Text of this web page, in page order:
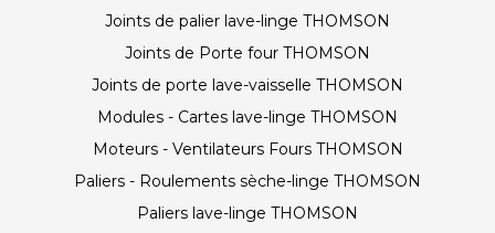
Joints de palier lave-linge THOMSON
Joints de Porte four THOMSON
Joints de porte lave-vaisselle THOMSON
Modules - Cartes lave-linge THOMSON
Moteurs - Ventilateurs Fours THOMSON
Paliers - Roulements sèche-linge THOMSON
Paliers lave-linge THOMSON